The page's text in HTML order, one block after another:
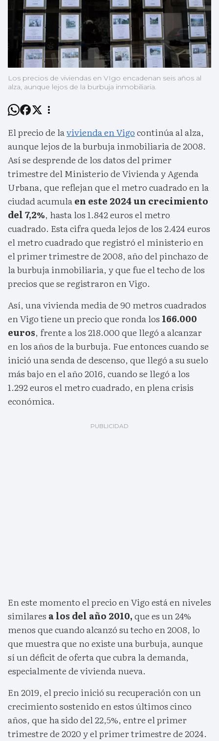
Los precios de viviendas en VIgo encadenan seis años al
alza, aunque lejos de la burbuja inmobiliaria.
El precio de lavivienda en Vigocontinúa al alza,
aunque lejos de la burbuja inmobiliaria de 2008.
Así se desprende de los datos del primer
trimestre del Ministerio de Vivienda y Agenda
Urbana, que reflejan que el metro cuadrado en la
ciudad acumulaen este 2024 un crecimiento
del 7,2%, hasta los 1.842 euros el metro
cuadrado. Esta cifra queda lejos de los 2.424 euros
el metro cuadrado que registró el ministerio en
el primer trimestre de 2008, año del pinchazo de
la burbuja inmobiliaria, y que fue el techo de los
precios que se registraron en Vigo.
Así, una vivienda media de 90 metros cuadrados
en Vigo tiene un precio que ronda los 166.000
euros, frente a los 218.000 que llegó a alcanzar
en los años de la burbuja. Fue entonces cuando se
inició una senda de descenso, que llegó a su suelo
más bajo en el año 2016, cuando se llegó a los
1.292 euros el metro cuadrado, en plena crisis
económica.
En este momento el precio en Vigo está en niveles
similares a los del año 2010,que es un 24%
menos que cuando alcanzó su techo en 2008, lo
que muestra que no existe una burbuja, aunque
sí un déficit de oferta que cubra la demanda,
especialmente de vivienda nueva.
En 2019, el precio inició su recuperación con un
crecimiento sostenido en estos últimos cinco
años, que ha sido del 22,5%, entre el primer
trimestre de 2020 y el primer trimestre de 2024.